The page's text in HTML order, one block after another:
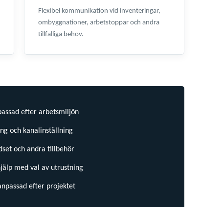
Flexibel kommunikation vid inventeringar,
ombyggnationer, arbetstoppar och andra
tillfälliga behov.
efter arbetsmiljön
och kanalinställning
och andra tillbehör
med val av utrustning
efter projektet